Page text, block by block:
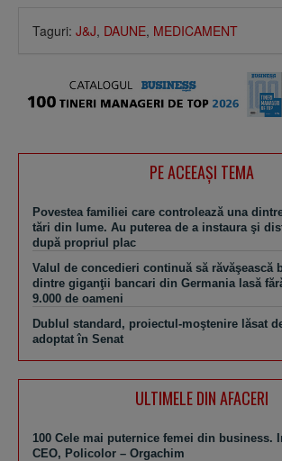
Taguri: J&J, DAUNE, MEDICAMENT
PE ACEEAŞI TEMA
Povestea familiei care controlează una
tări din lume. Au puterea de a instaura şi
după propriul plac
Valul de concedieri continuă să răvăşească
dintre giganţii bancari din Germania lasă
9.000 de oameni
Dublul standard, proiectul-moştenire lăsat
adoptat în Senat
ULTIMELE DIN AFACERI
100 Cele mai puternice femei din business.
CEO, Policolor – Orgachim